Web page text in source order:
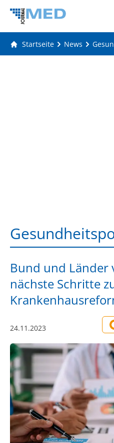
Startseite News
Bund und Länder
nächste Schritte
24.11.2023